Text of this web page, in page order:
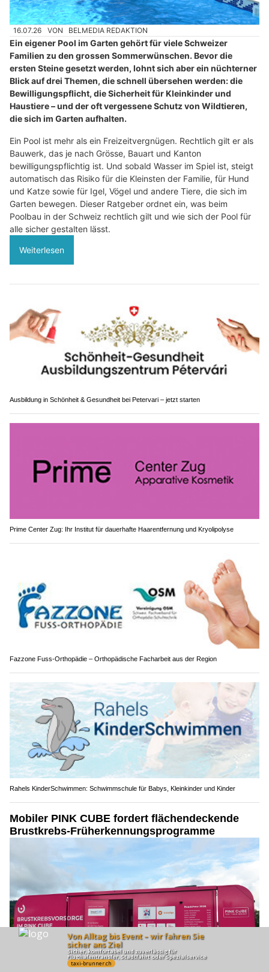
16.07.26 VON BELMEDIA REDAKTION
Ein eigener Pool im Garten gehört für viele Schweizer
Familien zu den grossen Sommerwünschen. Bevor die
ersten Steine gesetzt werden, lohnt sich aber ein nüchterner
Blick auf drei Themen, die schnell übersehen werden: die
Bewilligungspflicht, die Sicherheit für Kleinkinder und
Haustiere – und der oft vergessene Schutz von Wildtieren,
die sich im Garten aufhalten.
Ein Pool ist mehr als ein Freizeitvergnügen. Rechtlich gilt er als
Bauwerk, das je nach Grösse, Bauart und Kanton
bewilligungspflichtig ist. Und sobald Wasser im Spiel ist, steigt
automatisch das Risiko für die Kleinsten der Familie, für Hund
und Katze sowie für Igel, Vögel und andere Tiere, die sich im
Garten bewegen. Dieser Ratgeber ordnet ein, was beim
Poolbau in der Schweiz rechtlich gilt und wie sich der Pool für
alle sicher gestalten lässt.
Weiterlesen
Ausbildung in Schönheit & Gesundheit bei Petervari – jetzt starten
Prime Center Zug: Ihr Institut für dauerhafte Haarentfernung und Kryolipolyse
Fazzone Fuss-Orthopädie – Orthopädische Facharbeit aus der Region
Rahels KinderSchwimmen: Schwimmschule für Babys, Kleinkinder und Kinder
Mobiler PINK CUBE fordert flächendeckende
Brustkrebs-Früherkennungsprogramme